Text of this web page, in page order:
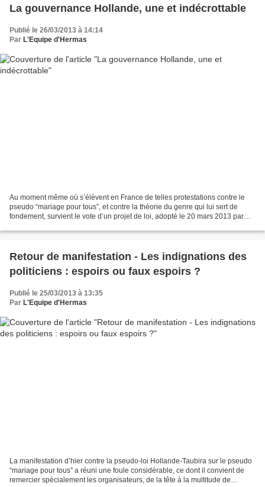
La gouvernance Hollande, une et indécrottable
Publié le 26/03/2013 à 14:14
Par L'Equipe d'Hermas
Au moment même où s’élèvent en France de telles protestations contre le
pseudo “mariage pour tous”, et contre la théorie du genre qui lui sert de
fondement, survient le vote d’un projet de loi, adopté le 20 mars 2013 par
Retour de manifestation - Les indignations des
politiciens : espoirs ou faux espoirs ?
Publié le 25/03/2013 à 13:35
Par L'Equipe d'Hermas
La manifestation d’hier contre la pseudo-loi Hollande-Taubira sur le pseudo
“mariage pour tous” a réuni une foule considérable, ce dont il convient de
remercier spécialement les organisateurs, de la tête à la multitude de